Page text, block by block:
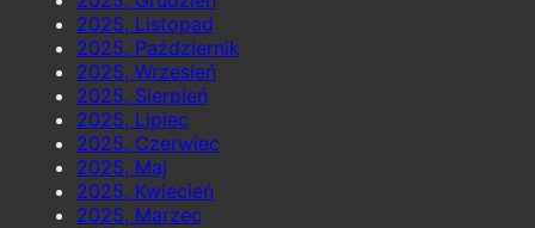
2025, Listopad
2025, Październik
2025, Wrzesień
2025, Sierpień
2025, Lipiec
2025, Czerwiec
2025, Maj
2025, Kwiecień
2025, Marzec